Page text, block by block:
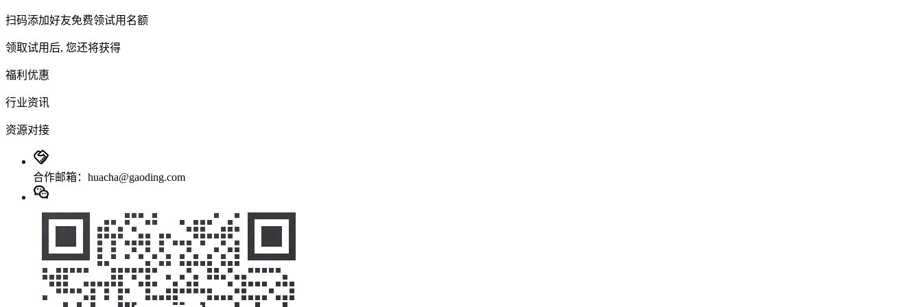
扫码添加好友免费领试用名额
领取试用后, 您还将获得
福利优惠
行业资讯
资源对接
合作邮箱：huacha@gaoding.com